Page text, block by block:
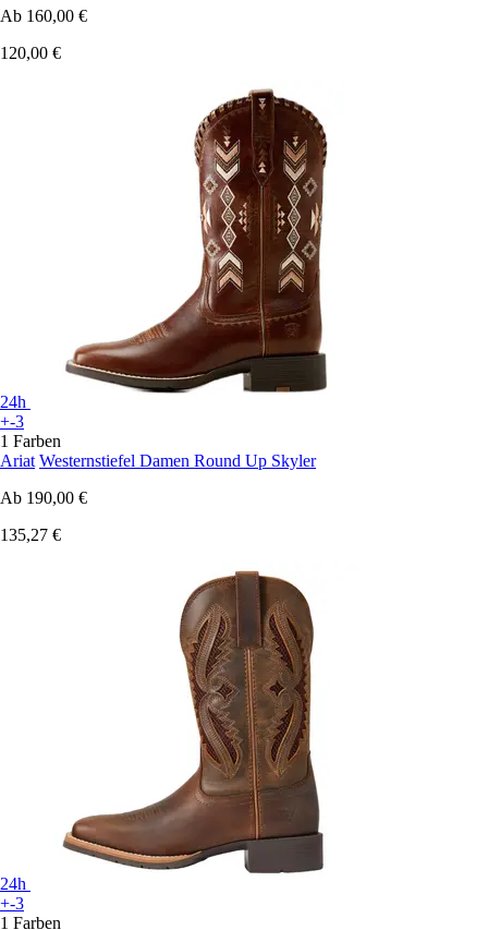
Ab 160,00 €
120,00 €
24h
+-3
1 Farben
Ariat Westernstiefel Damen Round Up Skyler
Ab 190,00 €
135,27 €
24h
+-3
1 Farben